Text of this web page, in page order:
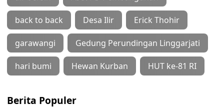
back to back Desa Ilir Erick Thohir
garawangi Gedung Perundingan Linggarjati
hari bumi Hewan Kurban HUT ke-81 RI
Berita Populer